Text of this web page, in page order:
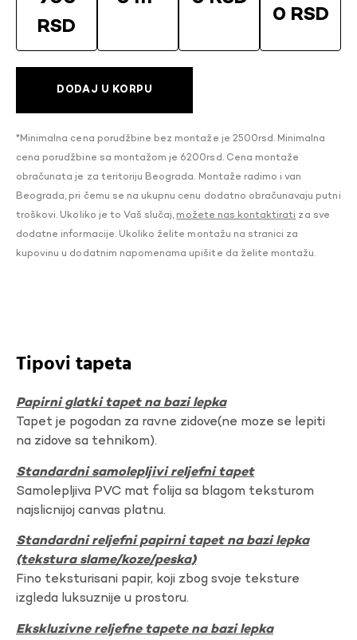
RSD
0 RSD
DODAJ U KORPU
*Minimalna cena porudžbine bez montaže je 2500rsd. Minimalna
cena porudžbine sa montažom je 6200rsd. Cena montaže
obračunata je za teritoriju Beograda. Montaže radimo i van
Beograda, pri čemu se na ukupnu cenu dodatno obračunavaju putni
troškovi. Ukoliko je to Vaš slučaj, možete nas kontaktirati za sve
dodatne informacije. Ukoliko želite montažu na stranici za
kupovinu u dodatnim napomenama upišite da želite montažu.
Tipovi tapeta
Papirni glatki tapet na bazi lepka
Tapet je pogodan za ravne zidove(ne moze se lepiti
na zidove sa tehnikom).
Standardni samolepljivi reljefni tapet
Samolepljiva PVC mat folija sa blagom teksturom
najslicnijoj canvas platnu.
Standardni reljefni papirni tapet na bazi lepka
(tekstura slame/koze/peska)
Fino teksturisani papir, koji zbog svoje teksture
izgleda luksuznije u prostoru.
Ekskluzivne reljefne tapete na bazi lepka